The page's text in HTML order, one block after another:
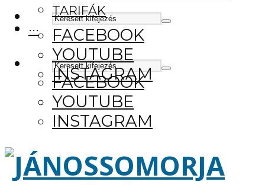
FACEBOOK
YOUTUBE
INSTAGRAM
TARIFÁK
···
FACEBOOK
YOUTUBE
INSTAGRAM